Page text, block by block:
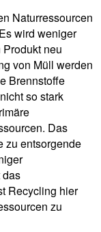
Naturressourcen
wird weniger
neu
von Müll werden
Brennstoffe
so stark
Das
zu entsorgende
das
Recycling hier
zu